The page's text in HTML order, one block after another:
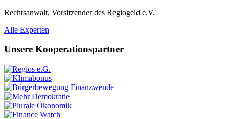
Rechtsanwalt, Vorsitzender des Regiogeld e.V.
Previous
Next
Alle Experten
Unsere Kooperationspartner